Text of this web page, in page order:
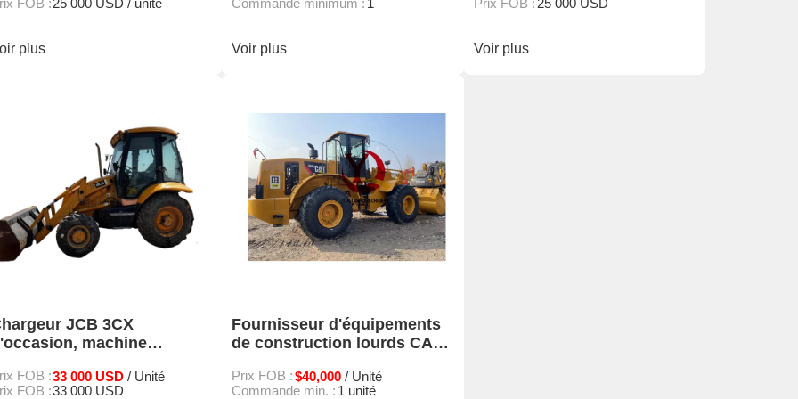
FOB :25 000 USD / unité
plus
Commande minimum : 1
Voir plus
Prix FOB :25 000 USD
Voir plus
JCB 3CX
machine
FOB :33 000 USD / Unité
FOB :33 000 USD
Fournisseur d'équipements
de construction lourds CAT
Prix FOB :$40,000 / Unité
Commande min. : 1 unité